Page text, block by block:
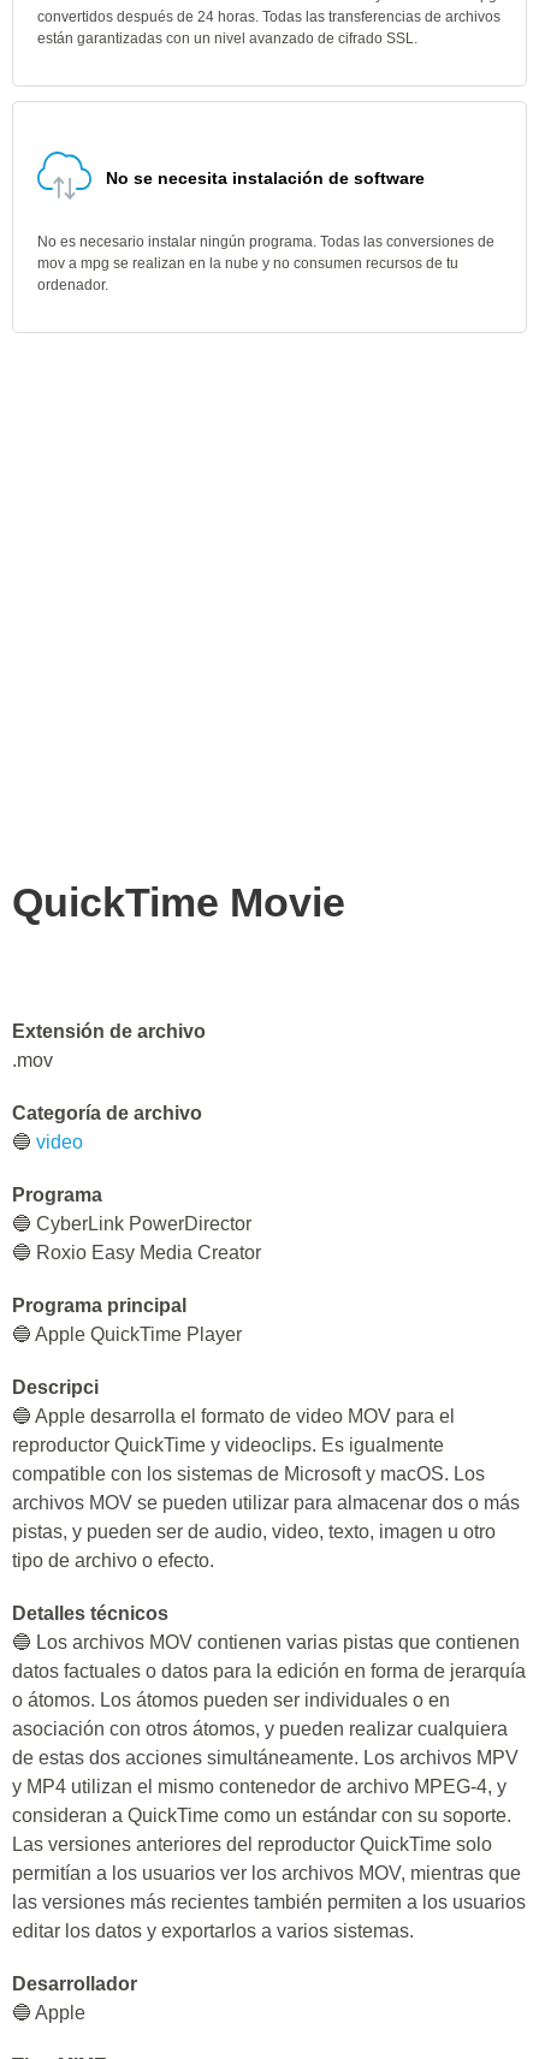
convertidos después de 24 horas. Todas las transferencias de archivos
están garantizadas con un nivel avanzado de cifrado SSL.
No se necesita instalación de software
No es necesario instalar ningún programa. Todas las conversiones de
mov a mpg se realizan en la nube y no consumen recursos de tu
ordenador.
QuickTime Movie
Extensión de archivo
.mov
Categoría de archivo
🔵 video
Programa
🔵 CyberLink PowerDirector
🔵 Roxio Easy Media Creator
Programa principal
🔵 Apple QuickTime Player
Descripci
🔵 Apple desarrolla el formato de video MOV para el
reproductor QuickTime y videoclips. Es igualmente
compatible con los sistemas de Microsoft y macOS. Los
archivos MOV se pueden utilizar para almacenar dos o más
pistas, y pueden ser de audio, video, texto, imagen u otro
tipo de archivo o efecto.
Detalles técnicos
🔵 Los archivos MOV contienen varias pistas que contienen
datos factuales o datos para la edición en forma de jerarquía
o átomos. Los átomos pueden ser individuales o en
asociación con otros átomos, y pueden realizar cualquiera
de estas dos acciones simultáneamente. Los archivos MPV
y MP4 utilizan el mismo contenedor de archivo MPEG-4, y
consideran a QuickTime como un estándar con su soporte.
Las versiones anteriores del reproductor QuickTime solo
permitían a los usuarios ver los archivos MOV, mientras que
las versiones más recientes también permiten a los usuarios
editar los datos y exportarlos a varios sistemas.
Desarrollador
🔵 Apple